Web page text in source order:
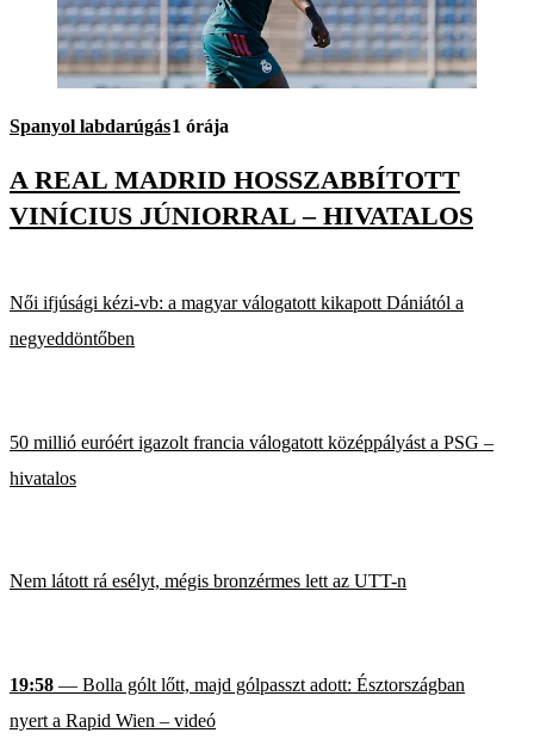
Spanyol labdarúgás1 órája
A REAL MADRID HOSSZABBÍTOTT
VINÍCIUS JÚNIORRAL – HIVATALOS
Női ifjúsági kézi-vb: a magyar válogatott kikapott Dániától a
negyeddöntőben
50 millió euróért igazolt francia válogatott középpályást a PSG –
hivatalos
Nem látott rá esélyt, mégis bronzérmes lett az UTT-n
19:58 — Bolla gólt lőtt, majd gólpasszt adott: Észtországban
nyert a Rapid Wien – videó